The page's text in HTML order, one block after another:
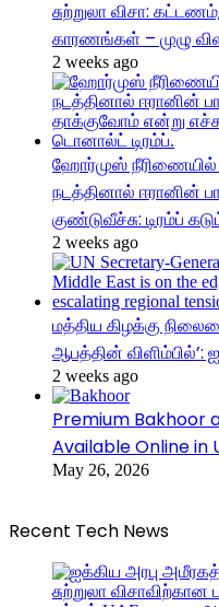
சுற்றுலா விசா:
காரணங்கள் – முழு
2 weeks ago
ஹோர்முஸ் நீரிணையில்
நடத்தினால் ஈரானின்
குண்டுவீச்சு: டிரம்ப்
2 weeks ago
மத்திய கிழக்கு
ஆபத்தின்
2 weeks ago
Premium Bakhoor
Available Online in
May 26, 2026
Recent Tech News